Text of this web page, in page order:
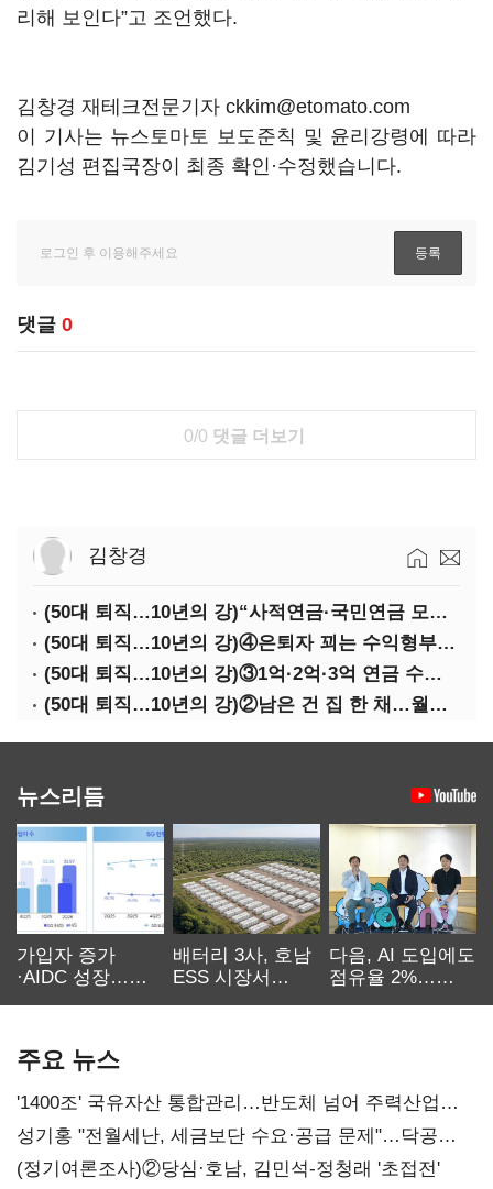
리해 보인다”고 조언했다.
김창경 재테크전문기자 ckkim@etomato.com
이 기사는 뉴스토마토 보도준칙 및 윤리강령에 따라
김기성 편집국장이 최종 확인·수정했습니다.
댓글 0
0/0 댓글 더보기
김창경
(50대 퇴직…10년의 강)“사적연금·국민연금 모두 당겨서 수령해야”
(50대 퇴직…10년의 강)④은퇴자 꾀는 수익형부동산·전업투자·편의점 창업
(50대 퇴직…10년의 강)③1억·2억·3억 연금 수령 전략
(50대 퇴직…10년의 강)②남은 건 집 한 채…월세 vs 배당 vs 주택연금
뉴스리듬
가입자 증가
·AIDC 성장…
배터리 3사, 호남
ESS 시장서
다음, AI 도입에도
점유율 2%…
주요 뉴스
'1400조' 국유자산 통합관리…반도체 넘어 주력산업
구조혁신
성기홍 "전월세난, 세금보단 수요·공급 문제"…닥공
시사
(정기여론조사)②당심·호남, 김민석-정청래 '초접전'